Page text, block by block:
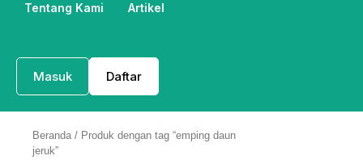
Tentang Kami
Artikel
Masuk Daftar
Beranda / Produk dengan tag “emping daun
jeruk”